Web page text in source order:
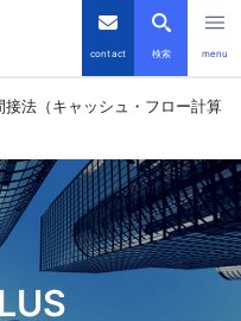
contact 検索 menu
サイト
ト
接法（キャッシュ・フロー計算